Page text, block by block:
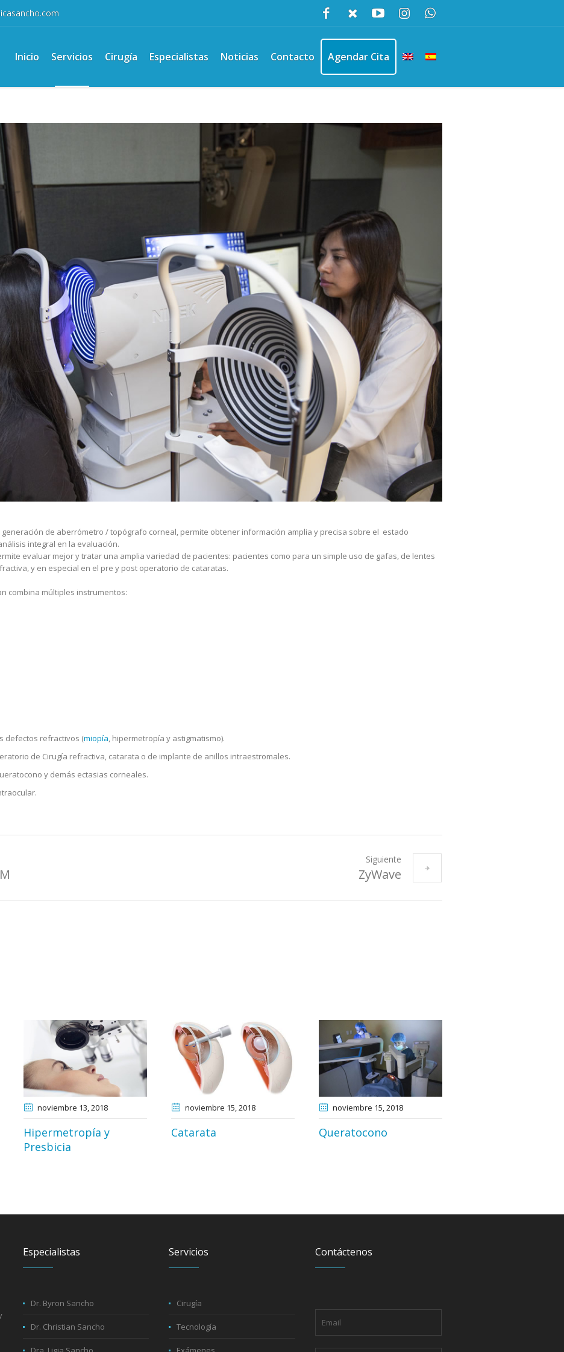
Inicio Servicios Cirugía Especialistas Noticias Contacto Agendar Cita
generación de aberrómetro / topógrafo corneal, permite obtener información amplia y precisa sobre el estado
integral en la evaluación.
evaluar mejor y tratar una amplia variedad de pacientes: pacientes como para un simple uso de gafas, de lentes
y en especial en el pre y post operatorio de cataratas.
combina múltiples instrumentos:
defectos refractivos (miopía, hipermetropía y astigmatismo).
de Cirugía refractiva, catarata o de implante de anillos intraestromales.
y demás ectasias corneales.
Siguiente
ZyWave
noviembre 13, 2018
Hipermetropía y
Presbicia
noviembre 15, 2018
Catarata
noviembre 15, 2018
Queratocono
Especialistas
Dr. Byron Sancho
Dr. Christian Sancho
Servicios
Cirugía
Tecnología
Contáctenos